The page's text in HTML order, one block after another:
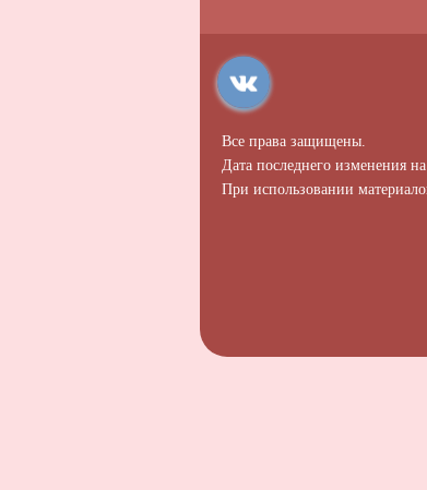
Все права защищены.
Дата последнего изменения
При использовании